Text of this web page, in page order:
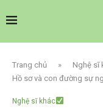
Trang chủ » Nghệ sĩ
Hồ sơ và con đường sự
Nghệ sĩ khác